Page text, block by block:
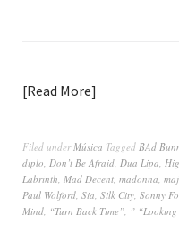
Read More
Filed under Música Tagged BAd
diplo Don’t Be Afraid Dua Lipa
Labrinth Mad Decent madonna
Paul Wolford Sia Silk City Sonny
Mind “Turn Back Time” ”